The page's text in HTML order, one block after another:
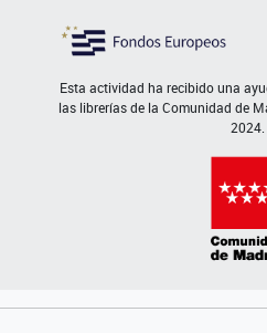
Esta actividad ha recibido una
las librerías de la Comunidad de
2024.